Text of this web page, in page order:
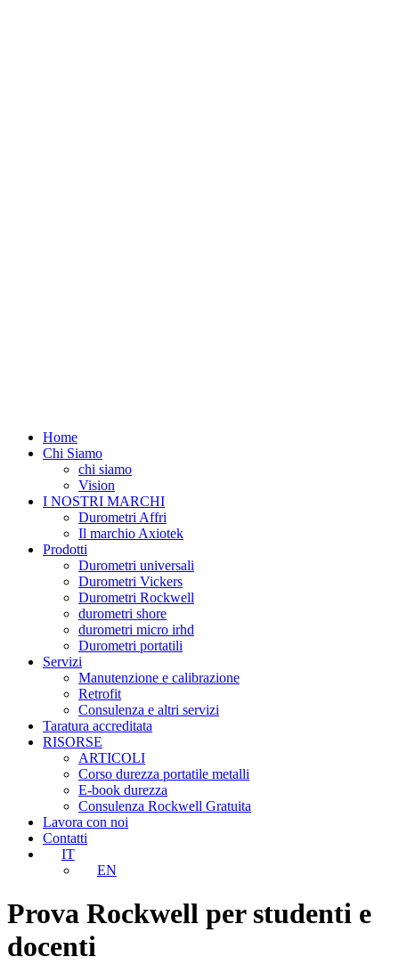
Home
Chi Siamo
chi siamo
Vision
I NOSTRI MARCHI
Durometri Affri
Il marchio Axiotek
Prodotti
Durometri universali
Durometri Vickers
Durometri Rockwell
durometri shore
durometri micro irhd
Durometri portatili
Servizi
Manutenzione e calibrazione
Retrofit
Consulenza e altri servizi
Taratura accreditata
RISORSE
ARTICOLI
Corso durezza portatile metalli
E-book durezza
Consulenza Rockwell Gratuita
Lavora con noi
Contatti
IT
EN
Prova Rockwell per studenti e
docenti